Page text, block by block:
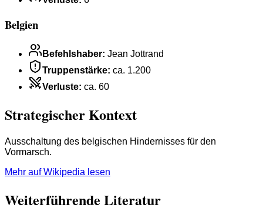
Belgien
Befehlshaber: Jean Jottrand
Truppenstärke: ca. 1.200
Verluste: ca. 60
Strategischer Kontext
Ausschaltung des belgischen Hindernisses für den
Vormarsch.
Mehr auf Wikipedia lesen
Weiterführende Literatur